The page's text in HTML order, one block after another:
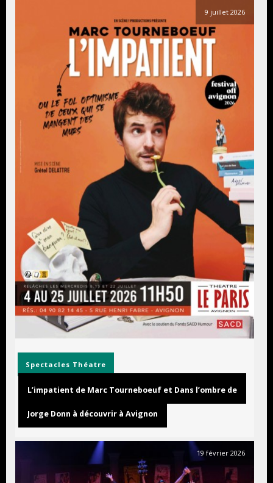
9 juillet 2026
Spectacles Théatre
L’impatient de Marc Tourneboeuf et Dans l’ombre de
Jorge Donn à découvrir à Avignon
19 février 2026